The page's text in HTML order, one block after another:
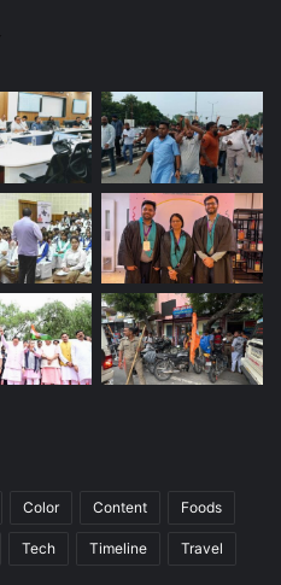
Color Content Foods
Tech Timeline Travel